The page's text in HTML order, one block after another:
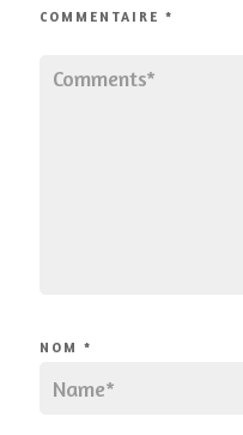
COMMENTAIRE *
NOM *